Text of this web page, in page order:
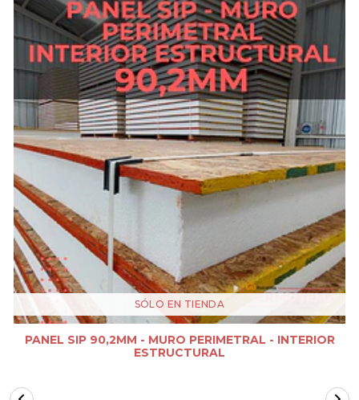
SÓLO EN TIENDA
PANEL SIP 90,2MM - MURO PERIMETRAL - INTERIOR
ESTRUCTURAL